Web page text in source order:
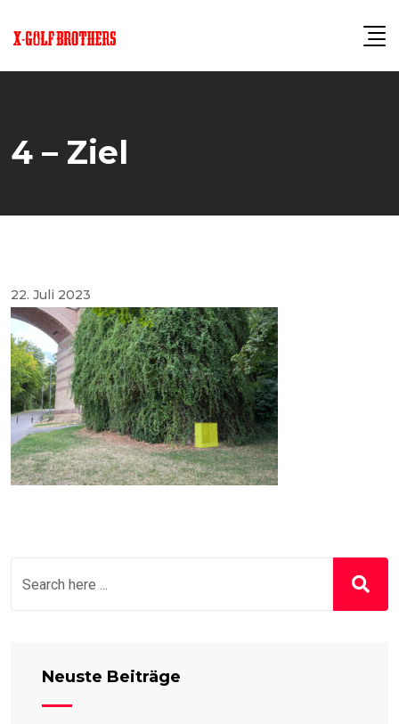
4 – Ziel
22. Juli 2023
Neuste Beiträge